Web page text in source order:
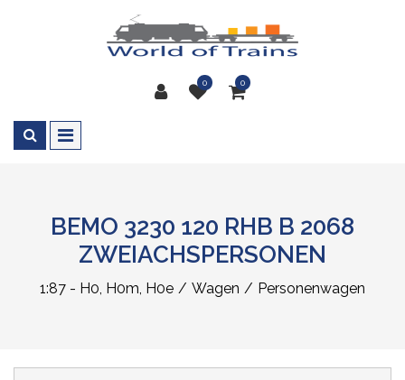
0 0
BEMO 3230 120 RHB B 2068
ZWEIACHSPERSONEN
1:87 - H0, H0m, H0e Wagen Personenwagen